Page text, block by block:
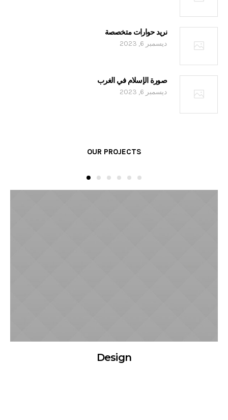
نريد حوارات متخصصة
ديسمبر 6, 2023
صورة الإسلام في الغرب
ديسمبر 6, 2023
OUR PROJECTS
Design